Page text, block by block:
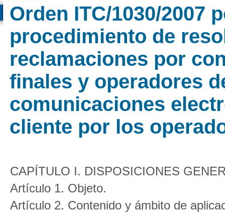
Orden ITC/1030/2007
procedimiento de
reclamaciones por
finales y operadores
comunicaciones
cliente por los
CAPÍTULO I. DISPOSICIONES
Artículo 1. Objeto.
Artículo 2. Contenido y ámbito de